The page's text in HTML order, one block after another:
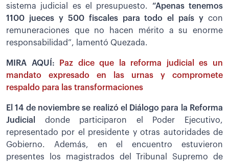
sistema judicial es el presupuesto. “Apenas tenemos
1100 jueces y 500 fiscales para todo el país y con
remuneraciones que no hacen mérito a su enorme
responsabilidad”, lamentó Quezada.
MIRA AQUÍ:
Paz dice que la reforma judicial es un
mandato expresado en las urnas y compromete
respaldo para las transformaciones
El 14 de noviembre se realizó el Diálogo para la Reforma
Judicial
donde participaron el Poder Ejecutivo,
representado por el presidente y otras autoridades de
Gobierno. Además, en el encuentro estuvieron
presentes los magistrados del Tribunal Supremo de